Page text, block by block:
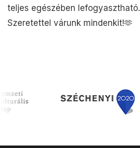
teljes egészében lefogyasztható.
Szeretettel várunk mindenkit!🫶